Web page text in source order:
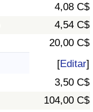
4,08 C$
4,54 C$
20,00 C$
[Editar]
3,50 C$
104,00 C$